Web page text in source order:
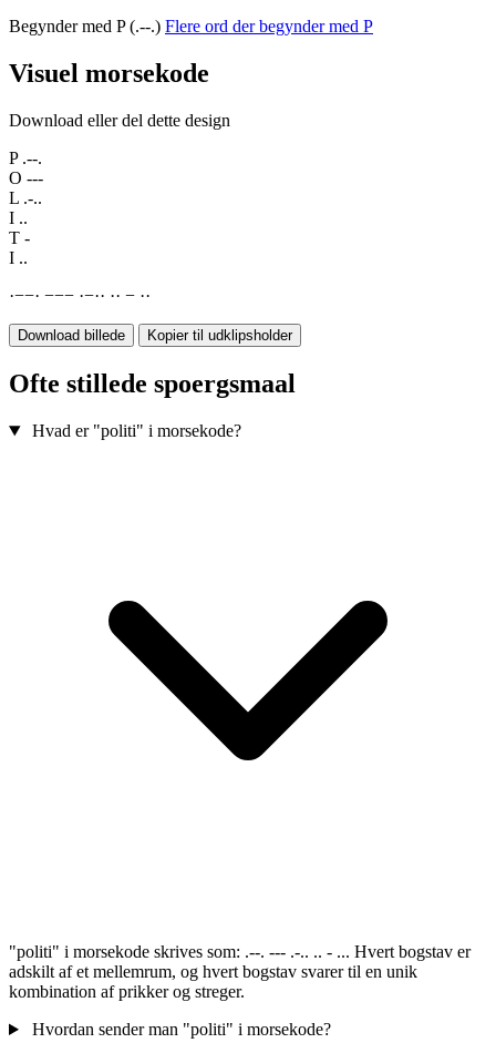
Begynder med P (.--.) Flere ord der begynder med P
Visuel morsekode
Download eller del dette design
P .--.
O ---
L .-..
I ..
T -
I ..
·−−· −−− ·−·· ·· − ··
Download billede Kopier til udklipsholder
Ofte stillede spoergsmaal
Hvad er "politi" i morsekode?
"politi" i morsekode skrives som: .--. --- .-.. .. - ... Hvert bogstav er
adskilt af et mellemrum, og hvert bogstav svarer til en unik
kombination af prikker og streger.
Hvordan sender man "politi" i morsekode?